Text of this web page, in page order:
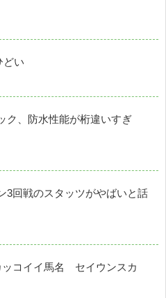
どい
ク、防水性能が桁違いすぎ
3回戦のスタッツがやばいと話
ッコイイ馬名 セイウンスカ